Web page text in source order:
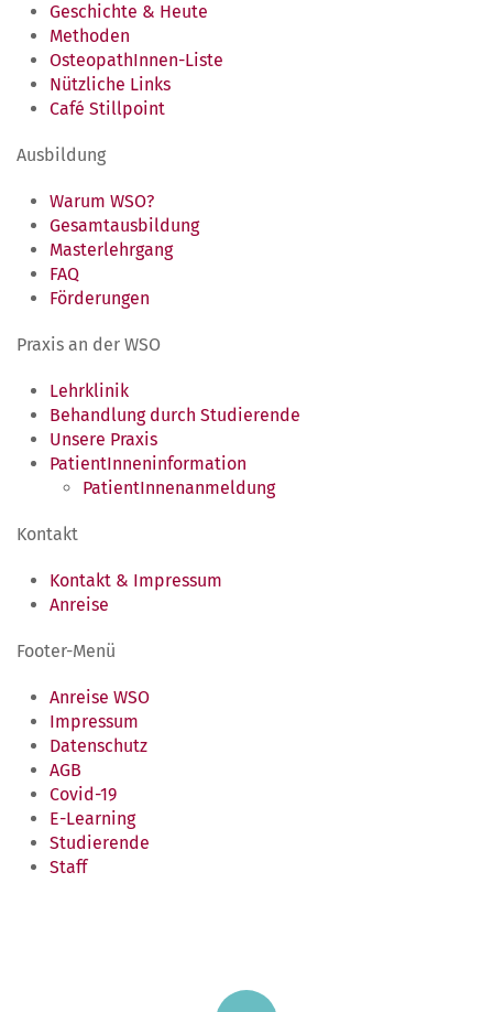
Geschichte & Heute
Methoden
OsteopathInnen-Liste
Nützliche Links
Café Stillpoint
Ausbildung
Warum WSO?
Gesamtausbildung
Masterlehrgang
FAQ
Förderungen
Praxis an der WSO
Lehrklinik
Behandlung durch Studierende
Unsere Praxis
PatientInneninformation
PatientInnenanmeldung
Kontakt
Kontakt & Impressum
Anreise
Footer-Menü
Anreise WSO
Impressum
Datenschutz
AGB
Covid-19
E-Learning
Studierende
Staff